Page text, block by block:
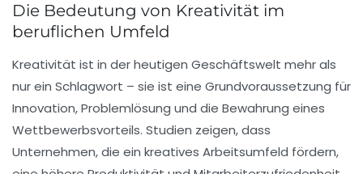
Die Bedeutung von Kreativität im
beruflichen Umfeld
Kreativität ist in der heutigen Geschäftswelt mehr als
nur ein Schlagwort – sie ist eine Grundvoraussetzung für
Innovation,Problemlösung und die Bewahrung eines
Wettbewerbsvorteils. Studien zeigen, dass
Unternehmen, die ein kreatives Arbeitsumfeld fördern,